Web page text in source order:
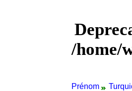
/home/
Prénom